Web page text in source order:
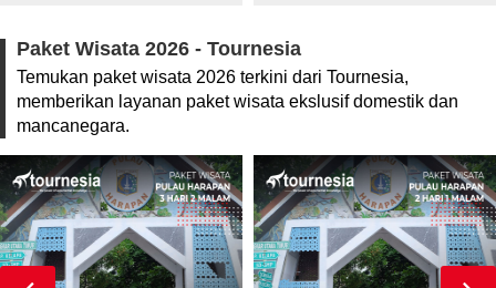
Paket Wisata 2026 - Tournesia
Temukan paket wisata 2026 terkini dari Tournesia,
memberikan layanan paket wisata ekslusif domestik dan
mancanegara.